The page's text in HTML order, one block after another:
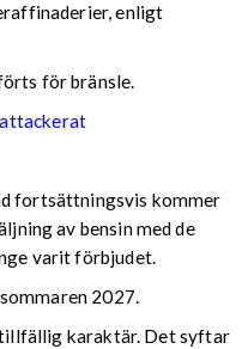
enligt
för bränsle.
fortsättningsvis kommer
av bensin med de
varit förbjudet.
2027.
karaktär. Det syftar